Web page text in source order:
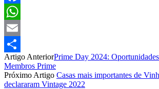
Facebook
WhatsApp
Email
Partilhar
Artigo AnteriorPrime Day 2024:
Membros Prime
Próximo Artigo Casas mais importantes de
declararam Vintage 2022